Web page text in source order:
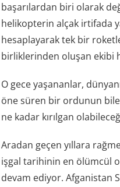
başarılardan biri olarak
helikopterin alçak irtifada
hesaplayarak tek bir
birliklerinden oluşan ekibi
O gece yaşananlar,
öne süren bir ordunun
ne kadar kırılgan
Aradan geçen yıllara
işgal tarihinin en ölümcül
devam ediyor. Afganistan